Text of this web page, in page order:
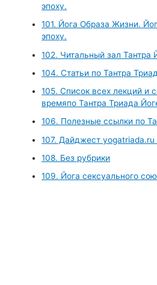
эпоху.
101. Йога Образа Жизни.
эпоху.
102. Читальный зал Тантра
104. Статьи по Тантра
105. Список всех лекций и
времяпо Тантра Триада
106. Полезные ссылки по
107. Дайджест yogatriada.ru
108. Без рубрики
109. Йога сексуального